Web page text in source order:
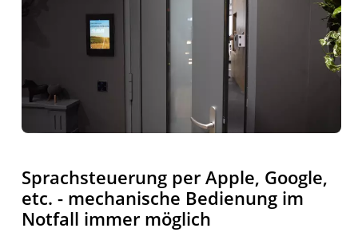
Sprachsteuerung per Apple, Google,
etc. - mechanische Bedienung im
Notfall immer möglich